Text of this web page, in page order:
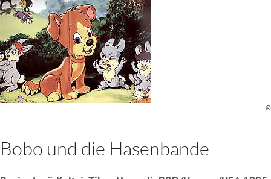
©
Bobo und die Hasenbande